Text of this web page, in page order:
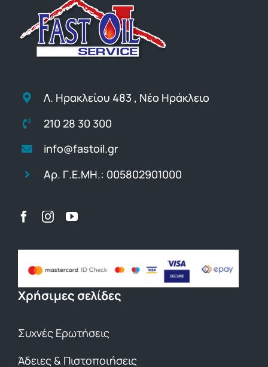
Λ. Ηρακλείου 483 , Νέο Ηράκλειο
210 28 30 300
info@fastoil.gr
Αρ. Γ.Ε.ΜΗ.: 005802901000
Χρήσιμες σελίδες
Συχνές Ερωτήσεις
Άδειες & Πιστοποιήσεις